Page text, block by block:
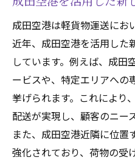
成田空港は軽貨物運送にお
近年、成田空港を活用した
しています。例えば、成田
ービスや、特定エリアへの
挙げられます。これにより
配送が実現し、顧客のニー
また、成田空港近隣に位置
強化されており、荷物の受